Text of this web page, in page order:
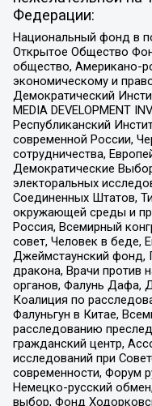
Федерации:
Национальный фонд в
Открытое Общество
общество, Американо-
экономическому и
Демократический
MEDIA DEVELOPMENT
Республиканский
современной России,
сотрудничества,
Демократические
электоральных
Соединенных Штатов,
окружающей среды и
Россия, Всемирный
совет, Человек в беде,
Джеймстаунский фонд,
дракона, Врачи против
органов, Фалунь Дафа,
Коалиция по
Фалуньгун в Китае,
расследованию
гражданский центр,
исследований при
современности, Форум
Немецко-русский
выбор, Фонд